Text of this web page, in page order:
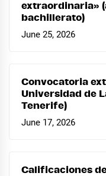
extraordinaria»
bachillerato)
June 25, 2026
Convocatoria
Universidad de
Tenerife)
June 17, 2026
Calificaciones